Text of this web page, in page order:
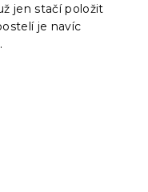
jen stačí položit
je navíc